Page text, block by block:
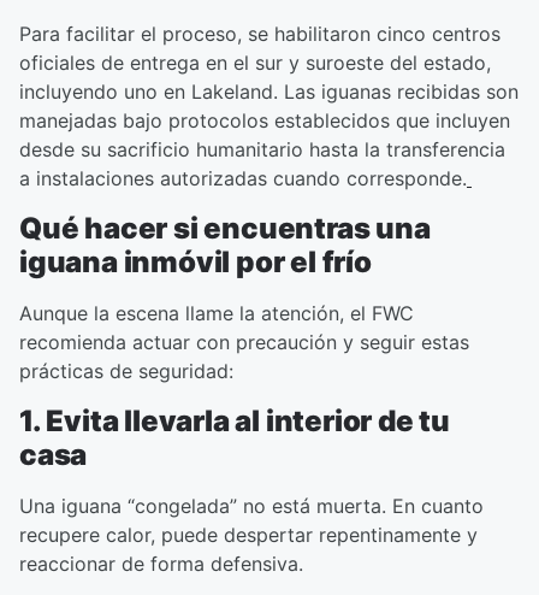
Para facilitar el proceso, se habilitaron cinco centros
oficiales de entrega en el sur y suroeste del estado,
incluyendo uno en Lakeland. Las iguanas recibidas son
manejadas bajo protocolos establecidos que incluyen
desde su sacrificio humanitario hasta la transferencia
a instalaciones autorizadas cuando corresponde.
Qué hacer si encuentras una
iguana inmóvil por el frío
Aunque la escena llame la atención, el FWC
recomienda actuar con precaución y seguir estas
prácticas de seguridad:
1. Evita llevarla al interior de tu
casa
Una iguana “congelada” no está muerta. En cuanto
recupere calor, puede despertar repentinamente y
reaccionar de forma defensiva.